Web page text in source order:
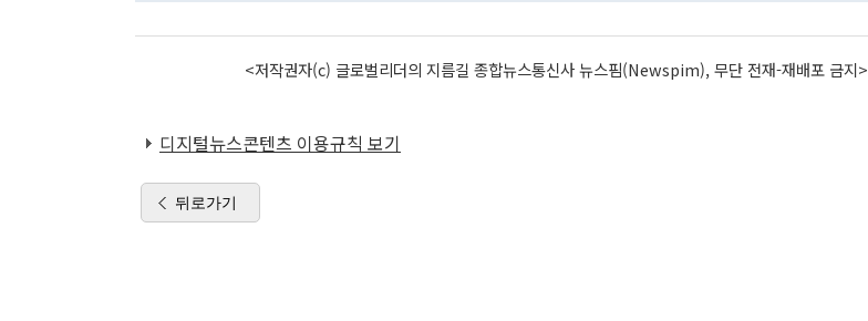
<저작권자(c) 글로벌리더의 지름길 종합뉴스통신사 뉴스핌(Newspim), 무단 전재-재배포 금지>
디지털뉴스콘텐츠 이용규칙 보기
뒤로가기